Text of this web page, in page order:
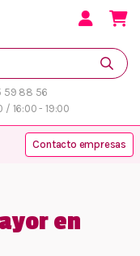
59 88 56
/ 16:00 - 19:00
Contacto empresas
en